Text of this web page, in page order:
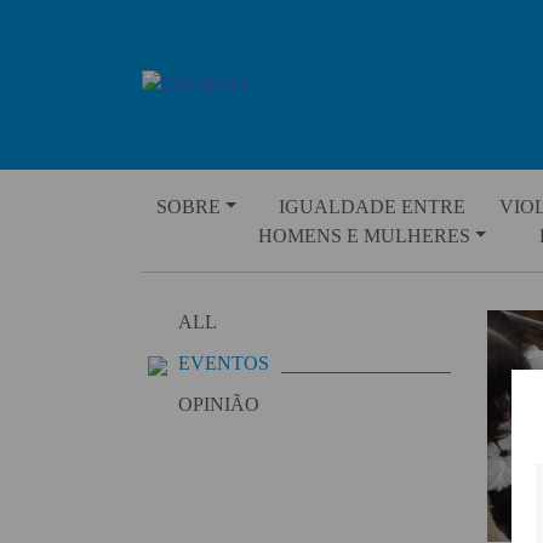
SOBRE
IGUALDADE ENTRE
HOMENS E MULHERES
ALL
EVENTOS
OPINIÃO